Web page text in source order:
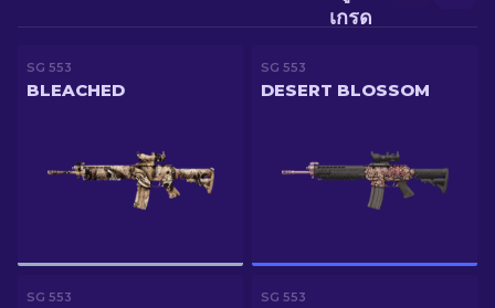
เกรด
SG 553
BLEACHED
SG 553
DESERT BLOSSOM
SG 553 SG 553